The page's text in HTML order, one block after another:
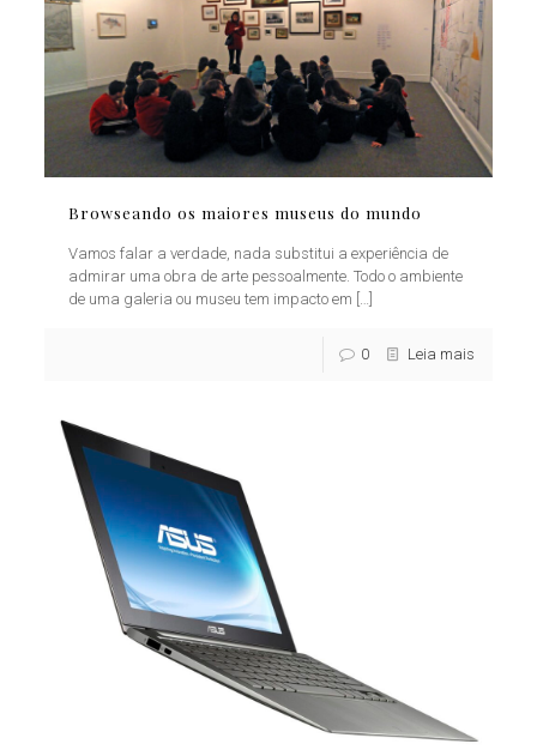
Browseando os maiores museus do mundo
Vamos falar a verdade, nada substitui a experiência de
admirar uma obra de arte pessoalmente. Todo o ambiente
de uma galeria ou museu tem impacto em […]
0 Leia mais